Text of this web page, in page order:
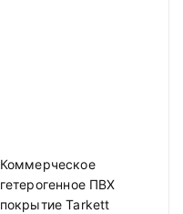
Коммерческое
гетерогенное ПВХ
покрытие Tarkett